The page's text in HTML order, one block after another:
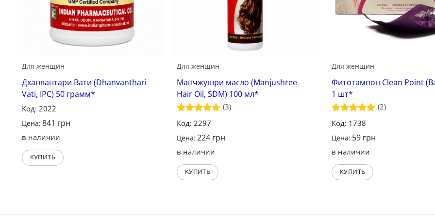
Для женщин
Дханвантари Вати (Dhanvanthari
Vati, IPC) 50 грамм*
Код: 2022
Цена: 841 грн
в наличии
КУПИТЬ
Для женщин
Манчжушри масло (Manjushree
Hair Oil, SDM) 100 мл*
Оценка
4.67 из 5
(3)
Код: 2297
Цена: 224 грн
в наличии
КУПИТЬ
Для женщин
Фитотампон Clean Point
1 шт*
Оценка5
из 5
(2)
Код: 1738
Цена: 59 грн
в наличии
КУПИТЬ